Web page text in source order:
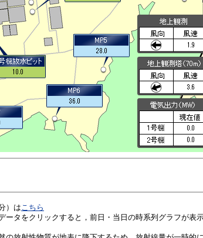
）はこちら
ータをクリックすると，前日・当日の時系列グラフが表